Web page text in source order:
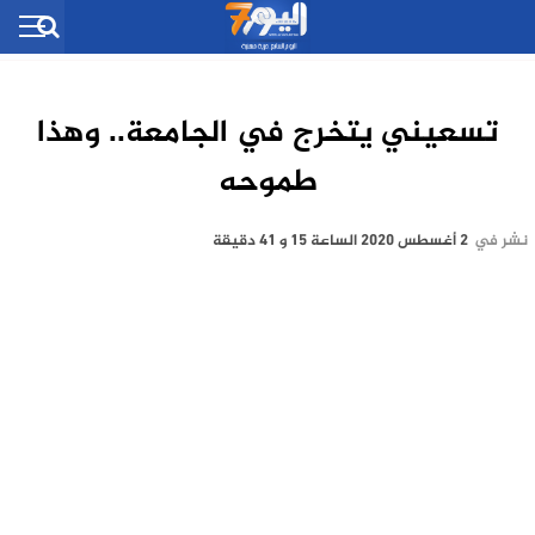
تسعيني يتخرج في الجامعة.. وهذا
طموحه
نشر في 2 أغسطس 2020 الساعة 15 و 41 دقيقة